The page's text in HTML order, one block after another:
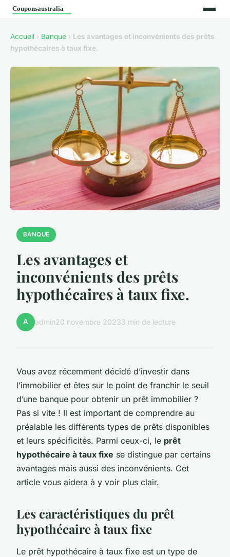
Accueil › Banque › Les avantages et inconvénients des prêts
hypothécaires à taux fixe.
BANQUE
Les avantages et
inconvénients des prêts
hypothécaires à taux fixe.
A admin20 novembre 20233 min de lecture
Vous avez récemment décidé d’investir dans
l’immobilier et êtes sur le point de franchir le seuil
d’une banque pour obtenir un prêt immobilier ?
Pas si vite ! Il est important de comprendre au
préalable les différents types de prêts disponibles
et leurs spécificités. Parmi ceux-ci, le prêt
hypothécaire à taux fixe se distingue par certains
avantages mais aussi des inconvénients. Cet
article vous aidera à y voir plus clair.
Les caractéristiques du prêt
hypothécaire à taux fixe
Le prêt hypothécaire à taux fixe est un type de